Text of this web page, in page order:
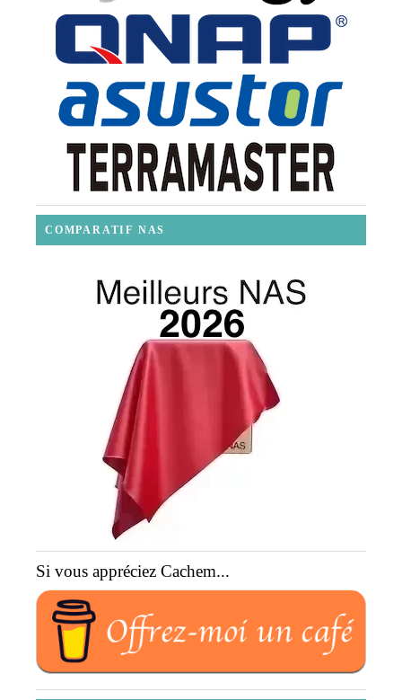
COMPARATIF NAS
Si vous appréciez Cachem...